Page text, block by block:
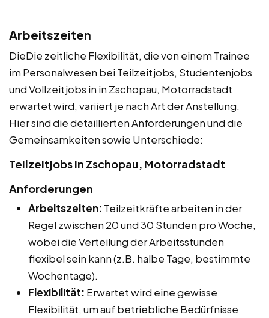
Arbeitszeiten
DieDie zeitliche Flexibilität, die von einem Trainee
im Personalwesen bei Teilzeitjobs, Studentenjobs
und Vollzeitjobs in in Zschopau, Motorradstadt
erwartet wird, variiert je nach Art der Anstellung.
Hier sind die detaillierten Anforderungen und die
Gemeinsamkeiten sowie Unterschiede:
Teilzeitjobs in Zschopau, Motorradstadt
Anforderungen
Arbeitszeiten: Teilzeitkräfte arbeiten in der
Regel zwischen 20 und 30 Stunden pro Woche,
wobei die Verteilung der Arbeitsstunden
flexibel sein kann (z.B. halbe Tage, bestimmte
Wochentage).
Flexibilität: Erwartet wird eine gewisse
Flexibilität, um auf betriebliche Bedürfnisse